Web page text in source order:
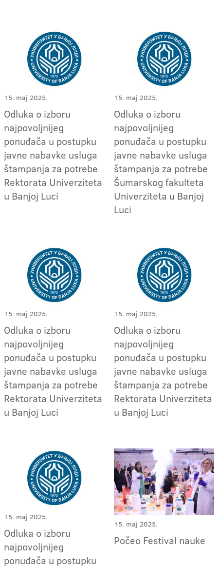
15. maj 2025.
Odluka o izboru
najpovoljnijeg
ponuđača u postupku
javne nabavke usluga
štampanja za potrebe
Rektorata Univerziteta
u Banjoj Luci
15. maj 2025.
Odluka o izboru
najpovoljnijeg
ponuđača u postupku
javne nabavke usluga
štampanja za potrebe
Šumarskog fakulteta
Univerziteta u Banjoj
Luci
15. maj 2025.
Odluka o izboru
najpovoljnijeg
ponuđača u postupku
javne nabavke usluga
štampanja za potrebe
Rektorata Univerziteta
u Banjoj Luci
15. maj 2025.
Odluka o izboru
najpovoljnijeg
ponuđača u postupku
javne nabavke usluga
štampanja za potrebe
Rektorata Univerziteta
u Banjoj Luci
15. maj 2025.
Odluka o izboru
najpovoljnijeg
ponuđača u postupku
15. maj 2025.
Počeo Festival nauke